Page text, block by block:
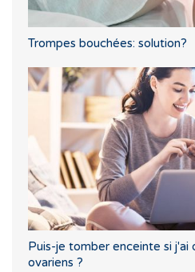
Trompes bouchées: solution?
Puis-je tomber enceinte si j'ai
ovariens ?